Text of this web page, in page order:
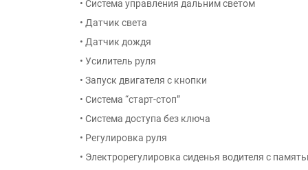
• Система управления дальним светом
• Датчик света
• Датчик дождя
• Усилитель руля
• Запуск двигателя с кнопки
• Система “старт-стоп”
• Система доступа без ключа
• Регулировка руля
• Электрорегулировка сиденья водителя с